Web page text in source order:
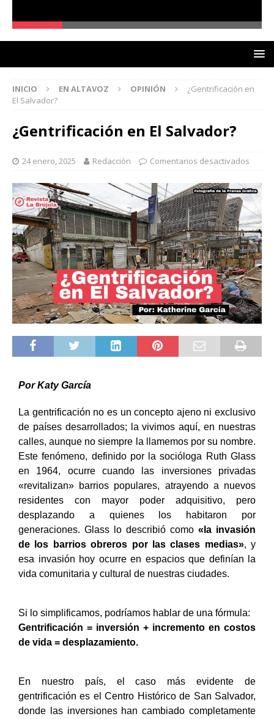
INICIO EN ALTAVOZ OPINIÓN
¿Gentrificación en
El Salvador?
¿Gentrificación en El Salvador?
24 enero, 2025 Redacción Comentarios desactivados
Por Katy García
La gentrificación no es un concepto ajeno ni exclusivo
de países desarrollados; la vivimos aquí, en nuestras
calles, aunque no siempre la llamemos por su nombre.
Este fenómeno, definido por la socióloga Ruth Glass
en 1964, ocurre cuando las inversiones privadas
«revitalizan» barrios populares, atrayendo a nuevos
residentes con mayor poder adquisitivo, pero
desplazando a quienes los habitaron por
generaciones. Glass lo describió como «la invasión
de los barrios obreros por las clases medias», y
esa invasión hoy ocurre en espacios que definían la
vida comunitaria y cultural de nuestras ciudades.
Si lo simplificamos, podríamos hablar de una fórmula:
Gentrificación = inversión + incremento en costos
de vida = desplazamiento.
En nuestro país, el caso más evidente de
gentrificación es el Centro Histórico de San Salvador,
donde las inversiones han cambiado completamente